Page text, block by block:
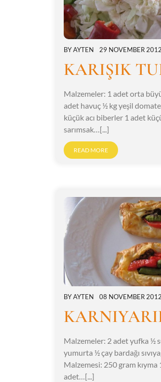
BYAYTEN 29 NOVEMBER 2012
KARIŞIK
Malzemeler: 1 adet orta
adet havuç ½ kg yeşil
küçük acı biberler 1 adet
sarımsak…[...]
READ MORE
BYAYTEN 08 NOVEMBER 2012
Malzemeler: 2 adet yufka ½
yumurta ½ çay bardağı
Malzemesi: 250 gram kıyma
adet…[...]